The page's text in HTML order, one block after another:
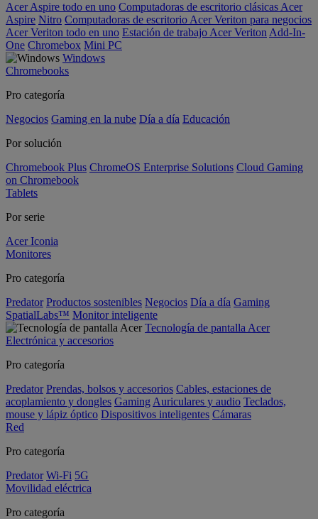
Acer Aspire todo en uno Computadoras de escritorio clásicas Acer
Aspire Nitro Computadoras de escritorio Acer Veriton para negocios
Acer Veriton todo en uno Estación de trabajo Acer Veriton Add-In-
One Chromebox Mini PC
Windows
Chromebooks
Pro categoría
Negocios Gaming en la nube Día a día Educación
Por solución
Chromebook Plus ChromeOS Enterprise Solutions Cloud Gaming
on Chromebook
Tablets
Por serie
Acer Iconia
Monitores
Pro categoría
Predator Productos sostenibles Negocios Día a día Gaming
SpatialLabs™ Monitor inteligente
Tecnología de pantalla Acer
Electrónica y accesorios
Pro categoría
Predator Prendas, bolsos y accesorios Cables, estaciones de
acoplamiento y dongles Gaming Auriculares y audio Teclados,
mouse y lápiz óptico Dispositivos inteligentes Cámaras
Red
Pro categoría
Predator Wi-Fi 5G
Movilidad eléctrica
Pro categoría